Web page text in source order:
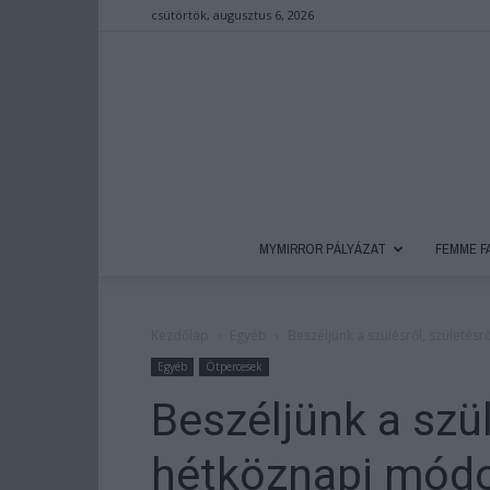
csütörtök, augusztus 6, 2026
MYMIRROR PÁLYÁZAT FEMME
Egyéb Ötpercesek
Beszéljünk a
hétköznapi